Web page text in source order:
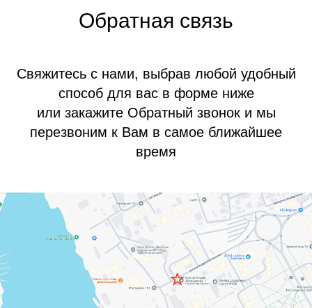
Обратная связь
Свяжитесь с нами, выбрав любой удобный
способ для вас в форме ниже
или закажите Обратный звонок и мы
перезвоним к Вам в самое ближайшее
время